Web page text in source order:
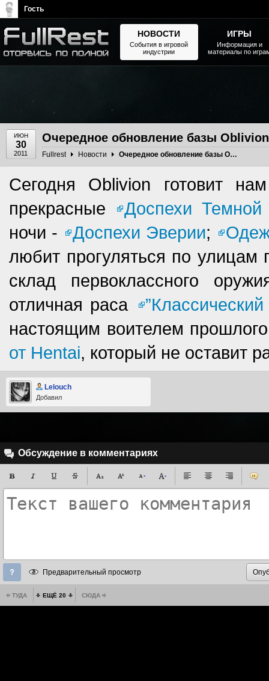
ИЮН
30
2011
Очередное обновление базы Oblivion
Fullrest Новости Очередное обновление базы Oblivion
Сегодня Oblivion готовит
прекрасные
Доспехи Темной
ночи -
Доспехи Эверии;
любит прогуляться по
склад первоклассного
отличная раса
настоящим воителем
от Hentai, который не оставит
Lelouch
Добавил
Обсуждение в комментариях
Предварительный просмотр
ТУДА ЕЩЁ 20 СЮДА
НОВОСТИ
События в игровой
индустрии
ИГРЫ
Информация и
материалы по
Гость